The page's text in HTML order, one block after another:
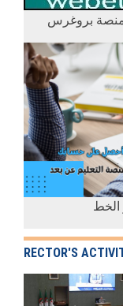
منصة بروغرس
RECTOR'S